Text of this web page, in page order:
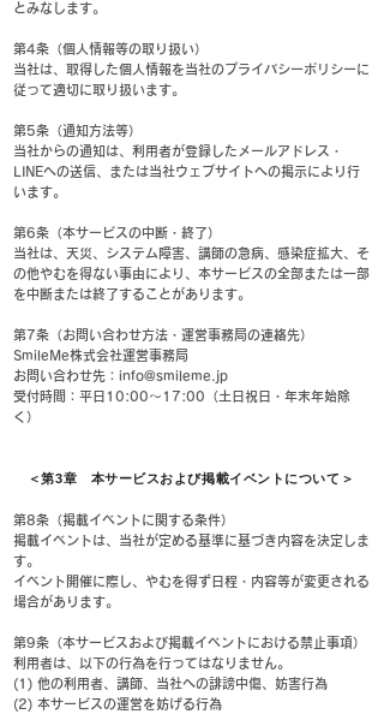
とみなします。
第4条（個人情報等の取り扱い）
当社は、取得した個人情報を当社のプライバシーポリシーに
従って適切に取り扱います。
第5条（通知方法等）
当社からの通知は、利用者が登録したメールアドレス・
LINEへの送信、または当社ウェブサイトへの掲示により行
います。
第6条（本サービスの中断・終了）
当社は、天災、システム障害、講師の急病、感染症拡大、そ
の他やむを得ない事由により、本サービスの全部または一部
を中断または終了することがあります。
第7条（お問い合わせ方法・運営事務局の連絡先）
SmileMe株式会社運営事務局
お問い合わせ先：info@smileme.jp
受付時間：平日10:00～17:00（土日祝日・年末年始除
く）
＜第3章 本サービスおよび掲載イベントについて＞
第8条（掲載イベントに関する条件）
掲載イベントは、当社が定める基準に基づき内容を決定しま
す。
イベント開催に際し、やむを得ず日程・内容等が変更される
場合があります。
第9条（本サービスおよび掲載イベントにおける禁止事項）
利用者は、以下の行為を行ってはなりません。
(1) 他の利用者、講師、当社への誹謗中傷、妨害行為
(2) 本サービスの運営を妨げる行為